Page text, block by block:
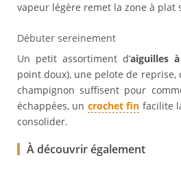
vapeur légère remet la zone à plat
Débuter sereinement
Un petit assortiment d’aiguilles
point doux), une pelote de reprise,
champignon suffisent pour
échappées, un crochet fin facilite
consolider.
À découvrir également